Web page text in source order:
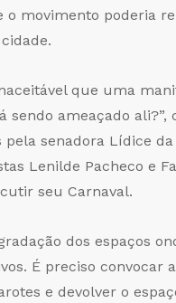
o movimento poderia
que uma
ameaçado
pela senadora Lídice
Lenilde Pacheco e
seu Carnaval.
dos espaços
É preciso
e devolver o